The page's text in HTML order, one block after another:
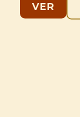
VER